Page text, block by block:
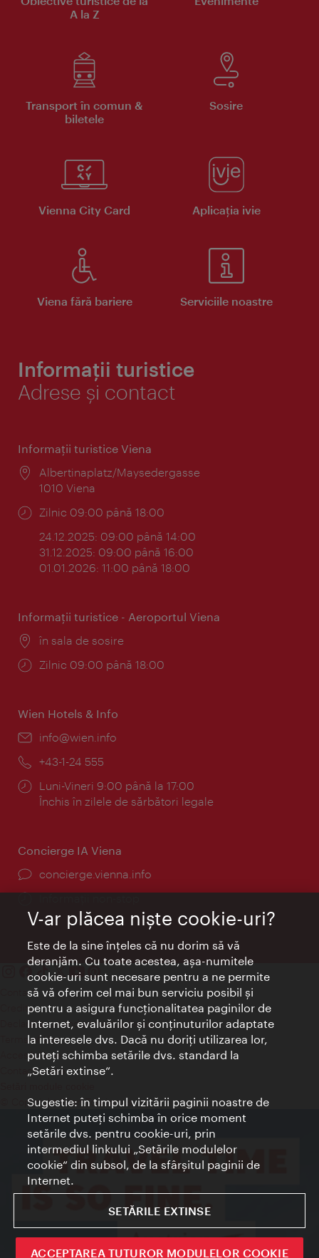
A la Z
Transport în comun &
biletele
Sosire
Vienna City Card Aplicaţia ivie
Viena fără bariere Serviciile noastre
Informații turistice
Adrese și contact
Informaţii turistice Viena
Locul:
Albertinaplatz/Maysedergasse
1010 Viena
Program:
Zilnic 09:00 până 18:00
24.12.2025: 09:00 până 14:00
31.12.2025: 09:00 până 16:00
01.01.2026: 11:00 până 18:00
Informaţii turistice - Aeroportul Viena
Locul:
în sala de sosire
Program:
Zilnic 09:00 până 18:00
Wien Hotels & Info
E-
info@wien.info
Telefon:
+43-1-24 555
Program:
Luni-Vineri 9:00 până la 17:00
Închis în zilele de sărbători legale
Concierge IA Viena
concierge.vienna.info
Contact
Credits
Declaraţie privind protecţia datelor
Terms of Use
Accesibilitate
Contact presa
© Copyright Wien Tourismus
V-ar plăcea nişte cookie-uri?
Este de la sine înţeles că nu dorim să vă
deranjăm. Cu toate acestea, aşa-numitele
cookie-uri sunt necesare pentru a ne permite
să vă oferim cel mai bun serviciu posibil şi
pentru a asigura funcţionalitatea paginilor de
Internet, evaluărilor şi conţinuturilor adaptate
la interesele dvs. Dacă nu doriţi utilizarea lor,
puteţi schimba setările dvs. standard la
„Setări extinse“.
Sugestie: în timpul vizitării paginii noastre de
Internet puteţi schimba în orice moment
setările dvs. pentru cookie-uri, prin
intermediul linkului „Setările modulelor
cookie“ din subsol, de la sfârşitul paginii de
Internet.
SETĂRILE EXTINSE
ACCEPTAREA TUTUROR MODULELOR COOKIE